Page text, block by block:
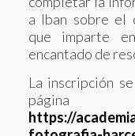
a Iban sobre el
que imparte
encantado de
La inscripción
https://